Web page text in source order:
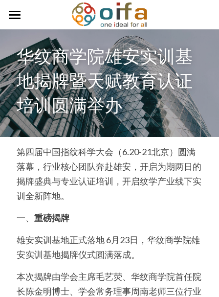
首页
关于我们
服务内容
商业活动讯息
每周一纹
台湾全球天赋研究协会
天赋研究咨询团队
连络我们
学习天赋小测试
简体中文
简体中文
繁體中文
华纹商学院雄安实训基
地揭牌暨天赋教育认证
培训圆满举办
第四届中国指纹科学大会（6.20-21北京）圆满
落幕，行业核心团队奔赴雄安，开启为期两日的
揭牌盛典与专业认证培训，开启纹学产业线下实
训全新阵地。
一、 重磅揭牌
雄安实训基地正式落地 6月23日，华纹商学院雄
安实训基地揭牌仪式圆满落成。
本次揭牌由学会主席毛艺荧、华纹商学院首任院
长陈金明博士、学会常务理事周南老师三位行业